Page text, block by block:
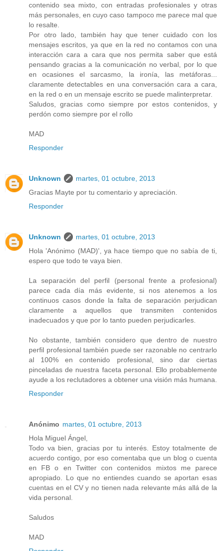
contenido sea mixto, con entradas profesionales y otras
más personales, en cuyo caso tampoco me parece mal que
lo resalte.
Por otro lado, también hay que tener cuidado con los
mensajes escritos, ya que en la red no contamos con una
interacción cara a cara que nos permita saber que está
pensando gracias a la comunicación no verbal, por lo que
en ocasiones el sarcasmo, la ironía, las metáforas...
claramente detectables en una conversación cara a cara,
en la red o en un mensaje escrito se puede malinterpretar.
Saludos, gracias como siempre por estos contenidos, y
perdón como siempre por el rollo
MAD
Responder
Unknown
martes, 01 octubre, 2013
Gracias Mayte por tu comentario y apreciación.
Responder
Unknown
martes, 01 octubre, 2013
Hola 'Anónimo (MAD)', ya hace tiempo que no sabía de ti,
espero que todo te vaya bien.
La separación del perfil (personal frente a profesional)
parece cada día más evidente, si nos atenemos a los
continuos casos donde la falta de separación perjudican
claramente a aquellos que transmiten contenidos
inadecuados y que por lo tanto pueden perjudicarles.
No obstante, también considero que dentro de nuestro
perfil profesional también puede ser razonable no centrarlo
al 100% en contenido profesional, sino dar ciertas
pinceladas de nuestra faceta personal. Ello probablemente
ayude a los reclutadores a obtener una visión más humana.
Responder
Anónimo martes, 01 octubre, 2013
Hola Miguel Ángel,
Todo va bien, gracias por tu interés. Estoy totalmente de
acuerdo contigo, por eso comentaba que un blog o cuenta
en FB o en Twitter con contenidos mixtos me parece
apropiado. Lo que no entiendes cuando se aportan esas
cuentas en el CV y no tienen nada relevante más allá de la
vida personal.
Saludos
MAD